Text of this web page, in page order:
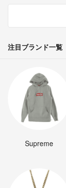
注目ブランド一覧
Supreme